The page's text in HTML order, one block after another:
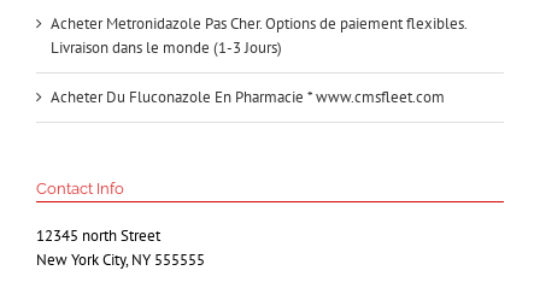
Acheter Metronidazole Pas Cher. Options de paiement flexibles.
Livraison dans le monde (1-3 Jours)
Acheter Du Fluconazole En Pharmacie * www.cmsfleet.com
Contact Info
12345 north Street
New York City, NY 555555